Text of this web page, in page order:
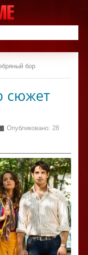
бор
сюжет
Опубликовано: 28